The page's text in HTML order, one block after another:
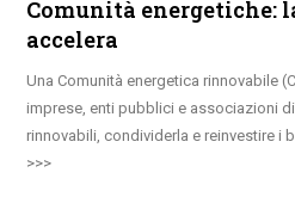
Comunità energetiche:
accelera
Una Comunità energetica rinnovabile
imprese, enti pubblici e associazioni
rinnovabili, condividerla e reinvestire i